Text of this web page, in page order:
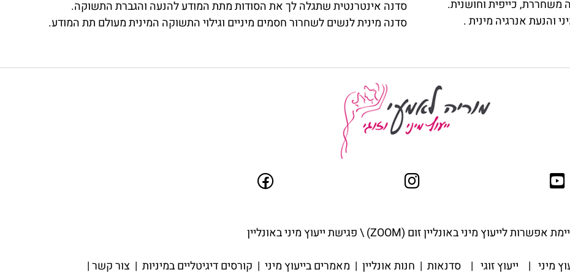
.
והנעת אנרגיה מינית.
סדנה אינטרנטית שתגלה לך את הסודות מתת המודע להנעה והגברת התשוקה.
סדנה מינית לנשים לשחרור חסמים מיניים וגילוי התשוקה המינית מעולם תת המודע.
אפשרות לייעוץ מיני באונליין זום (ZOOM) \ פגישת ייעוץ מיני באונליין
מיני | ייעוץ זוגי |סדנאות | חנות אונליין | מאמרים בייעוץ מיני | קורסים דיגיטליים במיניות | צור קשר|